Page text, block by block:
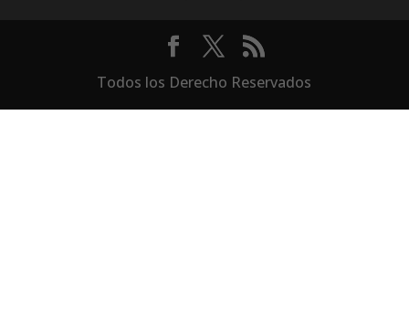
Todos los Derecho Reservados